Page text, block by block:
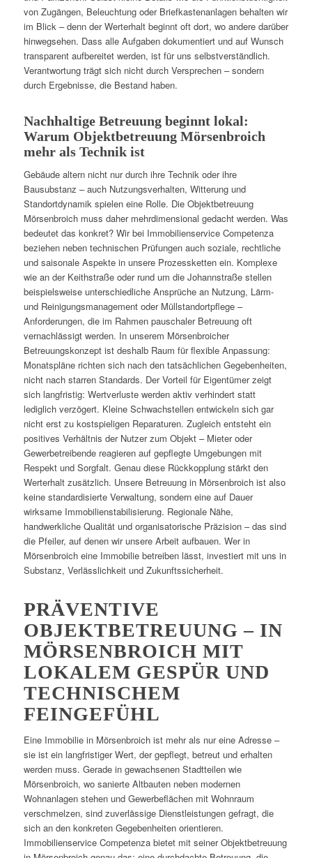
von Zugängen, Beleuchtung oder Briefkastenanlagen behalten wir
im Blick – denn der Werterhalt beginnt oft dort, wo andere darüber
hinwegsehen. Dass alle Aufgaben dokumentiert und auf Wunsch
transparent aufbereitet werden, ist für uns selbstverständlich.
Verantwortung trägt sich nicht durch Versprechen – sondern
durch Ergebnisse, die Bestand haben.
Nachhaltige Betreuung beginnt lokal:
Warum Objektbetreuung Mörsenbroich
mehr als Technik ist
Gebäude altern nicht nur durch ihre Technik oder ihre
Bausubstanz – auch Nutzungsverhalten, Witterung und
Standortdynamik spielen eine Rolle. Die Objektbetreuung
Mörsenbroich muss daher mehrdimensional gedacht werden. Was
bedeutet das konkret? Wir bei Immobilienservice Competenza
beziehen neben technischen Prüfungen auch soziale, rechtliche
und saisonale Aspekte in unsere Prozessketten ein. Komplexe
wie an der Keithstraße oder rund um die Johannstraße stellen
beispielsweise unterschiedliche Ansprüche an Nutzung, Lärm-
und Reinigungsmanagement oder Müllstandortpflege –
Anforderungen, die im Rahmen pauschaler Betreuung oft
vernachlässigt werden. In unserem Mörsenbroicher
Betreuungskonzept ist deshalb Raum für flexible Anpassung:
Monatspläne richten sich nach den tatsächlichen Gegebenheiten,
nicht nach starren Standards. Der Vorteil für Eigentümer zeigt
sich langfristig: Wertverluste werden aktiv verhindert statt
lediglich verzögert. Kleine Schwachstellen entwickeln sich gar
nicht erst zu kostspieligen Reparaturen. Zugleich entsteht ein
positives Verhältnis der Nutzer zum Objekt – Mieter oder
Gewerbetreibende reagieren auf gepflegte Umgebungen mit
Respekt und Sorgfalt. Genau diese Rückkopplung stärkt den
Werterhalt zusätzlich. Unsere Betreuung in Mörsenbroich ist also
keine standardisierte Verwaltung, sondern eine auf Dauer
wirksame Immobilienstabilisierung. Regionale Nähe,
handwerkliche Qualität und organisatorische Präzision – das sind
die Pfeiler, auf denen wir unsere Arbeit aufbauen. Wer in
Mörsenbroich eine Immobilie betreiben lässt, investiert mit uns in
Substanz, Verlässlichkeit und Zukunftssicherheit.
PRÄVENTIVE
OBJEKTBETREUUNG – IN
MÖRSENBROICH MIT
LOKALEM GESPÜR UND
TECHNISCHEM
FEINGEFÜHL
Eine Immobilie in Mörsenbroich ist mehr als nur eine Adresse –
sie ist ein langfristiger Wert, der gepflegt, betreut und erhalten
werden muss. Gerade in gewachsenen Stadtteilen wie
Mörsenbroich, wo sanierte Altbauten neben modernen
Wohnanlagen stehen und Gewerbeflächen mit Wohnraum
verschmelzen, sind zuverlässige Dienstleistungen gefragt, die
sich an den konkreten Gegebenheiten orientieren.
Immobilienservice Competenza bietet mit seiner Objektbetreuung